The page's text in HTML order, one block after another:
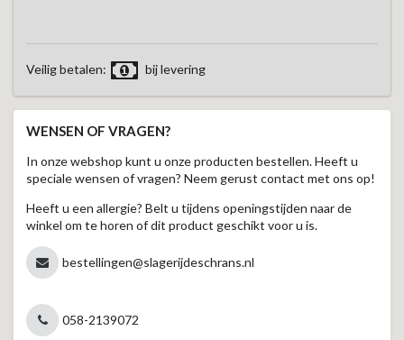
Veilig betalen: bij levering
WENSEN OF VRAGEN?
In onze webshop kunt u onze producten bestellen. Heeft u
speciale wensen of vragen? Neem gerust contact met ons op!
Heeft u een allergie? Belt u tijdens openingstijden naar de
winkel om te horen of dit product geschikt voor u is.
bestellingen@slagerijdeschrans.nl
058-2139072